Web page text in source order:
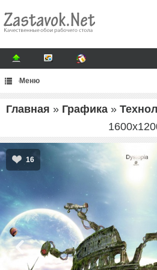
Меню
Главная » Графика»
1600x
16